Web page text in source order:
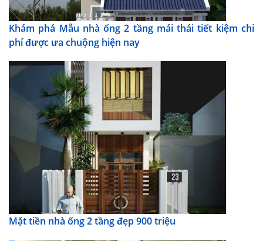
Khám phá Mẫu nhà ống 2 tầng mái thái tiết kiệm chi
phí được ưa chuộng hiện nay
Mặt tiền nhà ống 2 tầng đẹp 900 triệu